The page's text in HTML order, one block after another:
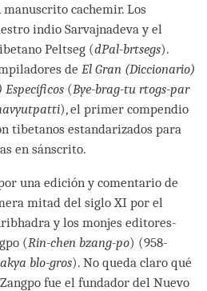
manuscrito cachemir. Los
indio Sarvajnadeva y el
Peltseg (dPal-brtsegs).
de El Gran (Diccionario)
(Bye-brag-tu rtogs-par
), el primer compendio
tibetanos estandarizados para
en sánscrito.
una edición y comentario de
mitad del siglo XI por el
y los monjes editores-
(Rin-chen bzang-po) (958-
blo-gros). No queda claro qué
fue el fundador del Nuevo